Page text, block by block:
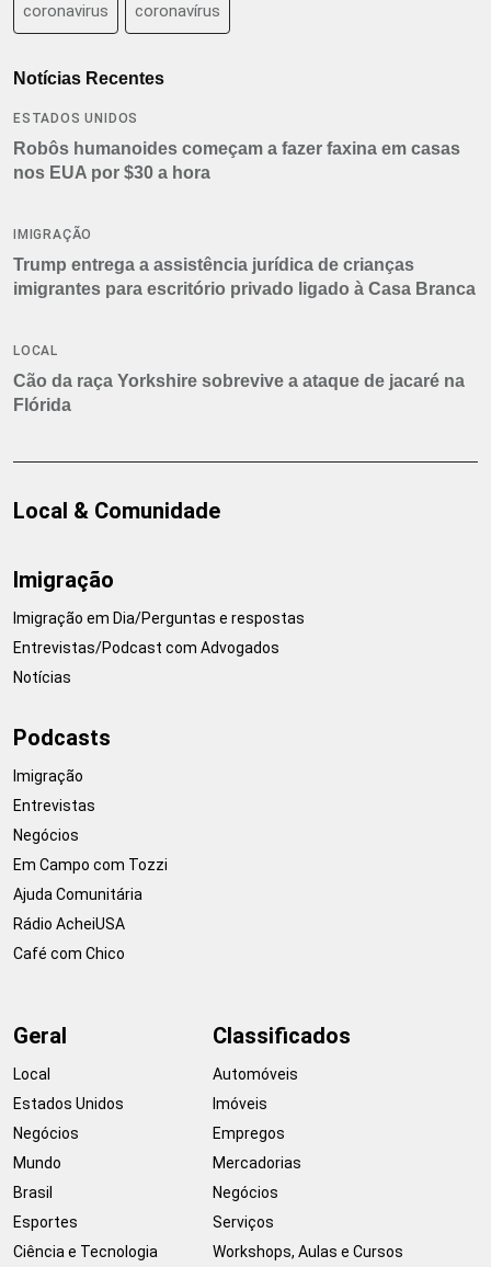
coronavirus coronavírus
Notícias Recentes
ESTADOS UNIDOS
Robôs humanoides começam a fazer faxina em casas
nos EUA por $30 a hora
IMIGRAÇÃO
Trump entrega a assistência jurídica de crianças
imigrantes para escritório privado ligado à Casa Branca
LOCAL
Cão da raça Yorkshire sobrevive a ataque de jacaré na
Flórida
Local & Comunidade
Imigração
Imigração em Dia/Perguntas e respostas
Entrevistas/Podcast com Advogados
Notícias
Podcasts
Imigração
Entrevistas
Negócios
Em Campo com Tozzi
Ajuda Comunitária
Rádio AcheiUSA
Café com Chico
Geral
Local
Estados Unidos
Negócios
Mundo
Brasil
Esportes
Ciência e Tecnologia
Classificados
Automóveis
Imóveis
Empregos
Mercadorias
Negócios
Serviços
Workshops, Aulas e Cursos